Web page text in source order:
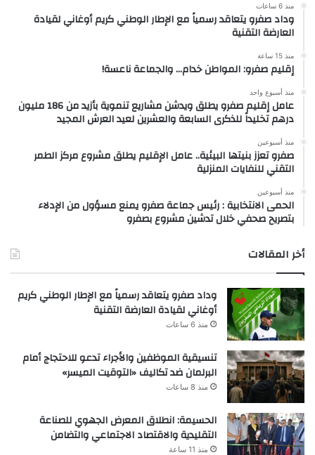
منذ 6 ساعات
وداد صفرو يتعاقد رسمياً مع الإطار الوطني كريم أوغاني لقيادة
العارضة التقنية
منذ 15 ساعة
إقليم صفرو: المواطن خدام… والجماعة ناعسة!
منذ أسبوع واحد
عامل إقليم صفرو يطلق ويدشن مشاريع تنموية بأزيد من 186 مليون
درهم تخليداً للذكرى السابعة والعشرين لعيد العرش المجيد
منذ أسبوعين
صفرو تعزز بنيتها البيئية.. عامل الإقليم يطلق مشروع مركز الطمر
التقني للنفايات المنزلية
منذ أسبوعين
الحمى الانتخابية : رئيس جماعة صفرو يمنع مسؤول من الإدلاء
بتصريح صحفي خلال تدشين مشروع بصفرو
أخر المقالات
وداد صفرو يتعاقد رسمياً مع الإطار الوطني كريم
أوغاني لقيادة العارضة التقنية
منذ 6 ساعات
تنسيقية الموظفين والأجراء تدعو للاحتجاج أمام
البرلمان ضد تكاليف «التوقيت الميسر»
منذ 8 ساعات
الحسيمة: انطلاق المعرض الجهوي للصناعة
التقليدية والاقتصاد الاجتماعي والتضامن
منذ 11 ساعة